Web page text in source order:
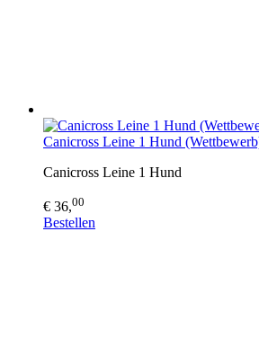
Canicross Leine 1 Hund
Canicross Leine 1 Hund
€ 36,00
Bestellen